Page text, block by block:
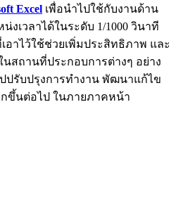
Excel เพื่อนำไปใช้กับงานด้าน
งเวลาได้ในระดับ 1/1000 วินาที
อาไว้ใช้ช่วยเพิ่มประสิทธิภาพ และ
สถานที่ประกอบการต่างๆ อย่าง
ปรับปรุงการทำงาน พัฒนาแก้ไข
ขึ้นต่อไป ในภายภาคหน้า